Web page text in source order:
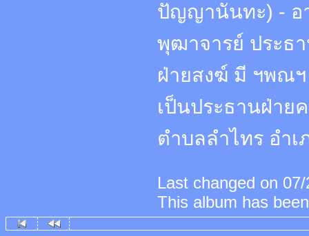
ปัญญานันทะ) - อ
พุฒาจารย์ ประธ
ฝ่ายสงฆ์ มี ฯพณฯ
เป็นประธานฝ่า
ตำบลลำไทร อำ
Last changed on
This album has